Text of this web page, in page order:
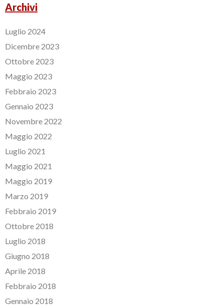
Archivi
Luglio 2024
Dicembre 2023
Ottobre 2023
Maggio 2023
Febbraio 2023
Gennaio 2023
Novembre 2022
Maggio 2022
Luglio 2021
Maggio 2021
Maggio 2019
Marzo 2019
Febbraio 2019
Ottobre 2018
Luglio 2018
Giugno 2018
Aprile 2018
Febbraio 2018
Gennaio 2018